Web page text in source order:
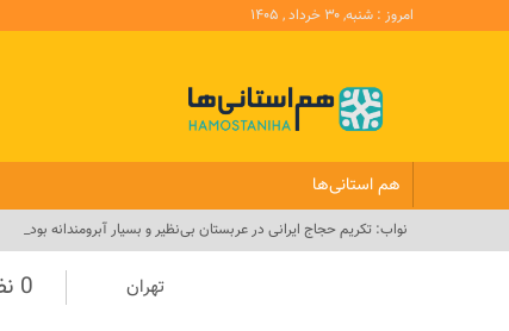
امروز : شنبه, ۳۰ خرداد , ۱۴۰۵
هم استانی‌ها
نواب: تکریم حجاج ‌ایرانی‌ در عربستان بی‌نظیر و بسیار آبرومندانه بود_
تهران 0 نظر